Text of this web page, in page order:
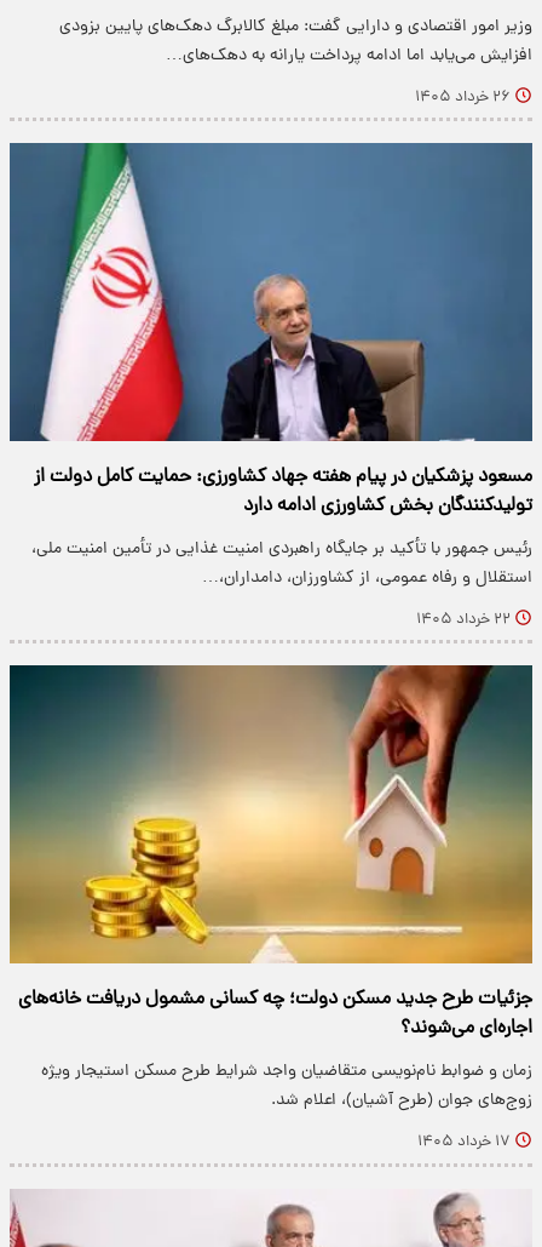
وزیر امور اقتصادی و دارایی گفت: مبلغ کالابرگ دهک‌های پایین بزودی
افزایش می‌یابد اما ادامه پرداخت یارانه به دهک‌های…
۲۶ خرداد ۱۴۰۵
مسعود پزشکیان در پیام هفته جهاد کشاورزی: حمایت کامل دولت از
تولیدکنندگان بخش کشاورزی ادامه دارد
رئیس جمهور با تأکید بر جایگاه راهبردی امنیت غذایی در تأمین امنیت ملی،
استقلال و رفاه عمومی، از کشاورزان، دامداران،…
۲۲ خرداد ۱۴۰۵
جزئیات طرح جدید مسکن دولت؛ چه کسانی مشمول دریافت خانه‌های
اجاره‌ای می‌شوند؟
زمان و ضوابط نام‌نویسی متقاضیان واجد شرایط طرح مسکن استیجار ویژه
زوج‌های جوان (طرح آشیان)، اعلام شد.
۱۷ خرداد ۱۴۰۵